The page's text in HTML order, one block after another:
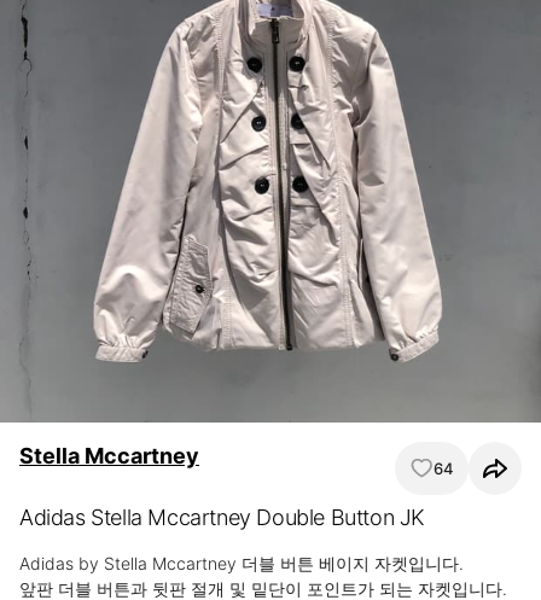
Stella Mccartney 64
Adidas Stella Mccartney Double Button JK
Adidas by Stella Mccartney 더블 버튼 베이지 자켓입니다.
앞판 더블 버튼과 뒷판 절개 및 밑단이 포인트가 되는 자켓입니다.